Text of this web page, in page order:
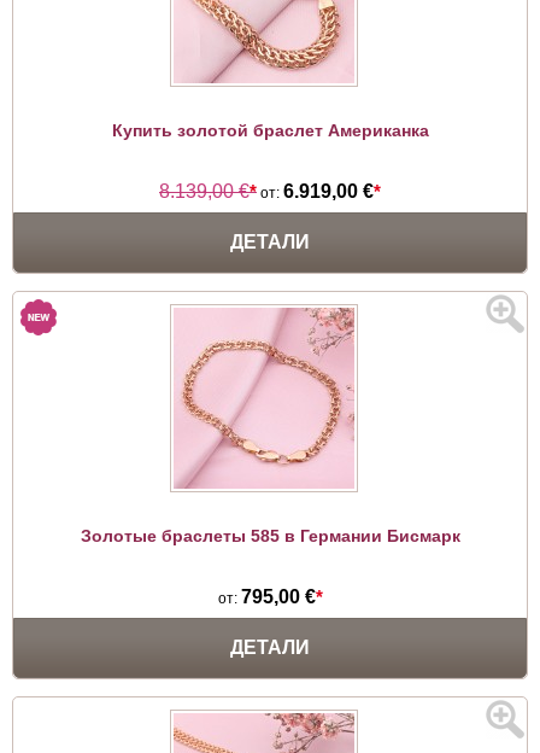
Купить золотой браслет Американка
8.139,00 €* от: 6.919,00 €*
ДЕТАЛИ
Золотые браслеты 585 в Германии Бисмарк
от: 795,00 €*
ДЕТАЛИ